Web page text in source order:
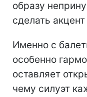
образу
сделать
Именно с
особенно
оставляет
чему силуэт